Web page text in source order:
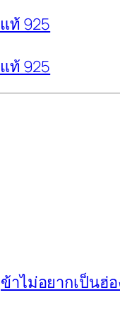
ท้ 925
ท้ 925
ข้าไม่อยากเป็นฮ่